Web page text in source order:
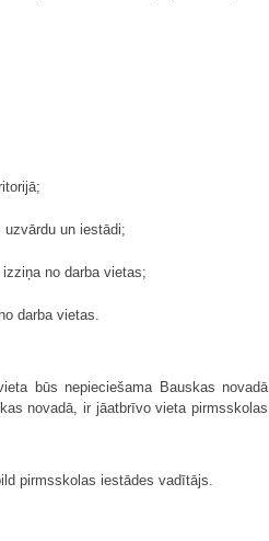
un iestādi;
no darba vietas;
darba vietas.
būs nepieciešama Bauskas novadā
novadā, ir jāatbrīvo vieta pirmsskolas
pirmsskolas iestādes vadītājs.